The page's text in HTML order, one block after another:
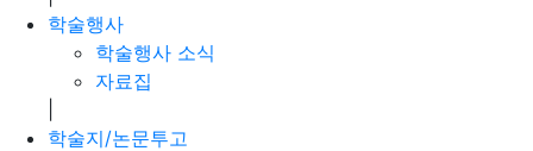
학술행사
학술행사 소식
자료집
학술지/논문투고